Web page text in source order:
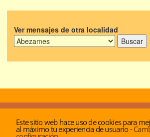
Este sitio web hace uso de cookies para
al máximo tu experiencia de usuario-
Ver mensajes de otra localidad
privacidad y cookies|